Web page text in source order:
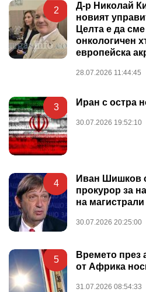
2
Д-р Николай
новият
Целта е да
онкологичен
европейска
28.07.2026 11:44:45
3 Иран с остра
30.07.2026 19:52:10
4
Иван Шишков
прокурор за
на магистрали
30.07.2026 20:25:00
5
Времето през
от Африка
31.07.2026 08:54:33